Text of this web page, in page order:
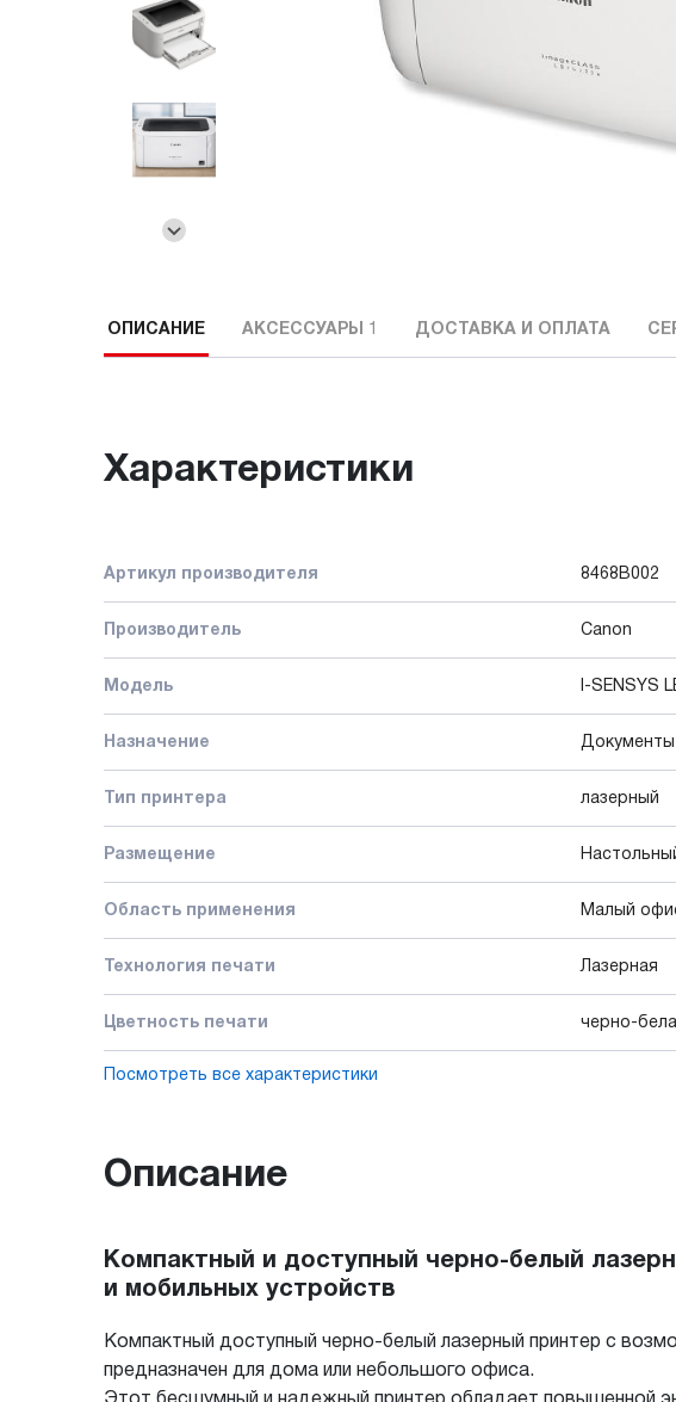
ОПИСАНИЕ АКСЕССУАРЫ ДОСТАВКА И ОПЛАТА
Характеристики
Артикул производителя 8468B002
Производитель Canon
Модель I-SENSYS
Назначение Документы
Тип принтера лазерный
Размещение
Область применения Малый
Технология печати Лазерная
Цветность печати черно-
Посмотреть все характеристики
Описание
Компактный и доступный черно-белый
и мобильных устройств
Компактный доступный черно-белый лазерный принтер с
предназначен для дома или небольшого офиса.